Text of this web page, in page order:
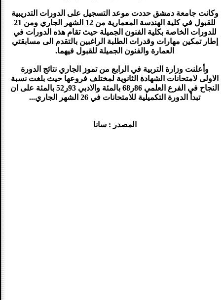
وكانت جامعة دمشق حددت موعد التسجيل على الدورات التدريبية
للقبول في كلية الهندسة المعمارية من 12 الشهر الجاري ومن 21
للدورات الخاصة بكلية الفنون الجميلة حيث تقام هذه الدورات في
إطار تمكين مهارات وقدرات الطلبة الراغبين بالتقدم الى مسابقتي
العمارة والفنون الجميلة للقبول فيهما.
وأعلنت وزارة التربية في الرابع من تموز الجاري نتائج الدورة
الاولى لامتحانات الشهادة الثانوية لمختلف فروعها حيث بلغت نسبة
النجاح في الفرع العلمي 86ر68 بالمئة والادبي 93ر52 بالمئة على ان
تبدأ الدورة التكميلية للامتحانات في 26 الشهر الجاري...
المصدر : سانا